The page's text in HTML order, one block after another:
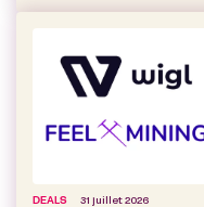
DEALS 31 juillet 2026